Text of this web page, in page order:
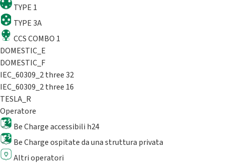
TYPE 1
TYPE 3A
CCS COMBO 1
DOMESTIC_E
DOMESTIC_F
IEC_60309_2 three 32
IEC_60309_2 three 16
TESLA_R
Operatore
Be Charge accessibili h24
Be Charge ospitate da una struttura privata
Altri operatori